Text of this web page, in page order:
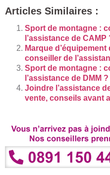
Articles Similaires :
Sport de montagne :
l’assistance de CAMP
Marque
conseiller de
Sport de montagne :
l’assistance de DMM ?
Joindre l’assistance
vente, conseils avant